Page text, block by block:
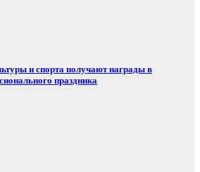
и спорта получают награды в
праздника